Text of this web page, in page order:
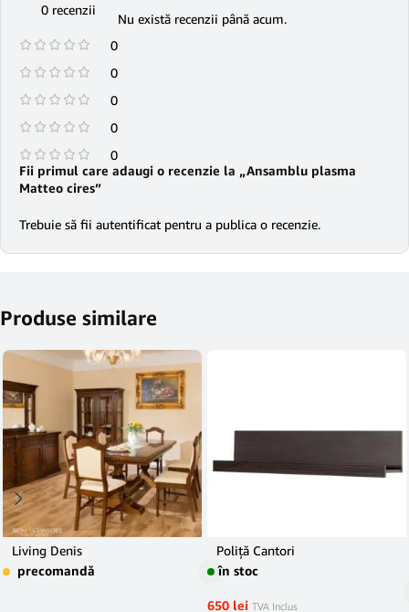
0 recenzii
0
0
0
0
0
Nu există recenzii până acum.
Fii primul care adaugi o recenzie la „Ansamblu plasma
Matteo cires”
Trebuie să fii autentificat pentru a publica o recenzie.
Produse similare
Living Denis
precomandă
Poliță Cantori
în stoc
650 lei TVA Inclus